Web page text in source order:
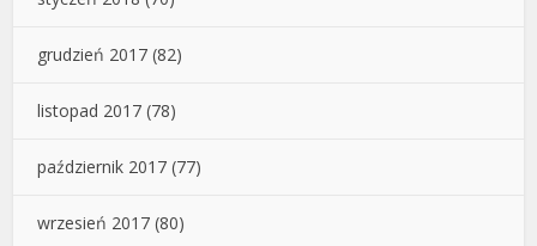
grudzień 2017 (82)
listopad 2017 (78)
październik 2017 (77)
wrzesień 2017 (80)